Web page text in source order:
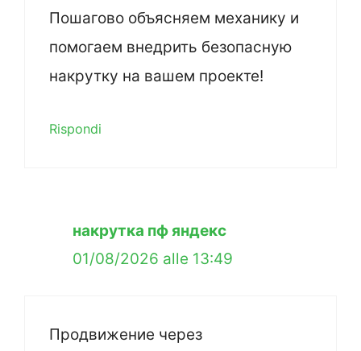
Пошагово объясняем механику и
помогаем внедрить безопасную
накрутку на вашем проекте!
Rispondi
накрутка пф яндекс
01/08/2026 alle 13:49
Продвижение через